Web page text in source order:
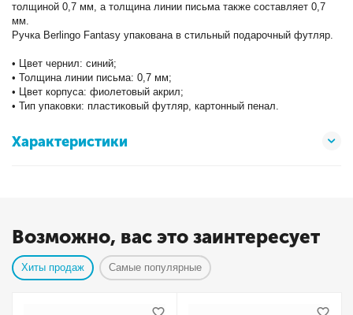
толщиной 0,7 мм, а толщина линии письма также составляет 0,7
мм.
Ручка Berlingo Fantasy упакована в стильный подарочный футляр.
• Цвет чернил: синий;
• Толщина линии письма: 0,7 мм;
• Цвет корпуса: фиолетовый акрил;
• Тип упаковки: пластиковый футляр, картонный пенал.
Характеристики
Возможно, вас это заинтересует
Хиты продаж Самые популярные